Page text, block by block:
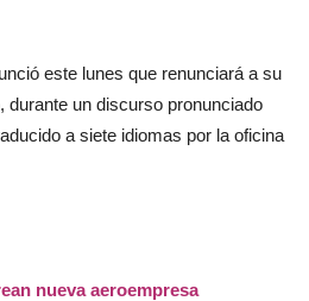
este lunes que renunciará a su
durante un discurso pronunciado
a siete idiomas por la oficina
nueva aeroempresa